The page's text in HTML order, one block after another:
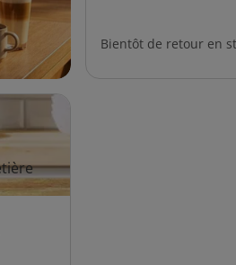
Bientôt de retour en